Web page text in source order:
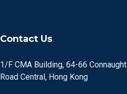
Contact Us
1/F CMA Building, 64-66 Connaught
Road Central, Hong Kong